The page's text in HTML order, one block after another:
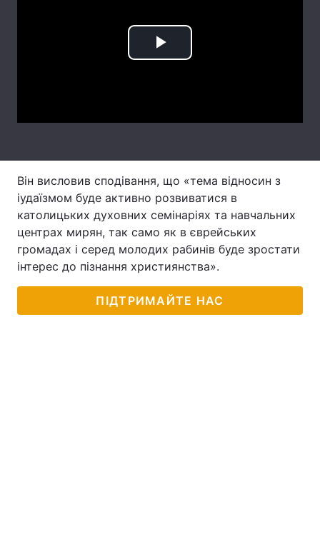
Вакансії
Тема оформлення
Play
Він висловив сподівання, що «тема відносин з
іудаїзмом буде активно розвиватися в
католицьких духовних семінаріях та навчальних
центрах мирян, так само як в єврейських
громадах і серед молодих рабинів буде зростати
інтерес до пізнання християнства».
ПІДТРИМАЙТЕ НАС